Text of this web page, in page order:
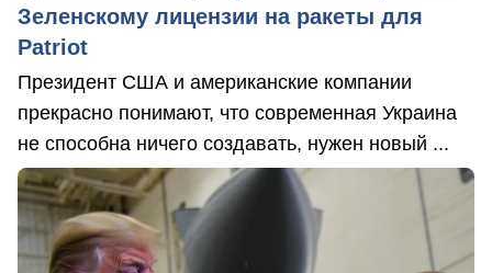
Зеленскому лицензии на ракеты для
Patriot
Президент США и американские компании
прекрасно понимают, что современная Украина
не способна ничего создавать, нужен новый ...